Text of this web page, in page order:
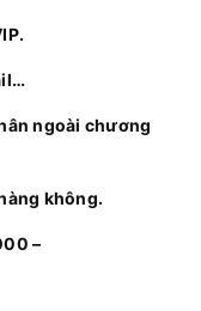
ngoài chương
không.
–